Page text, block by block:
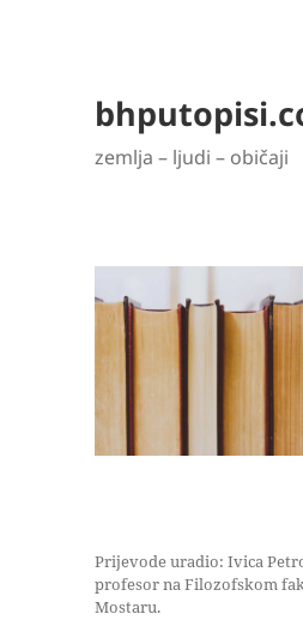
zemlja – ljudi – običaji
Prijevode uradio: Ivica
profesor na Filozofskom
Mostaru.